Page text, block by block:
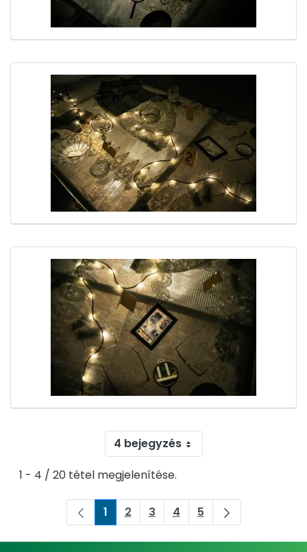
4 bejegyzés
1 - 4 / 20 tétel megjelenítése.
Oldal
1 Oldal
2 Oldal
3 Oldal
4 Oldal
5